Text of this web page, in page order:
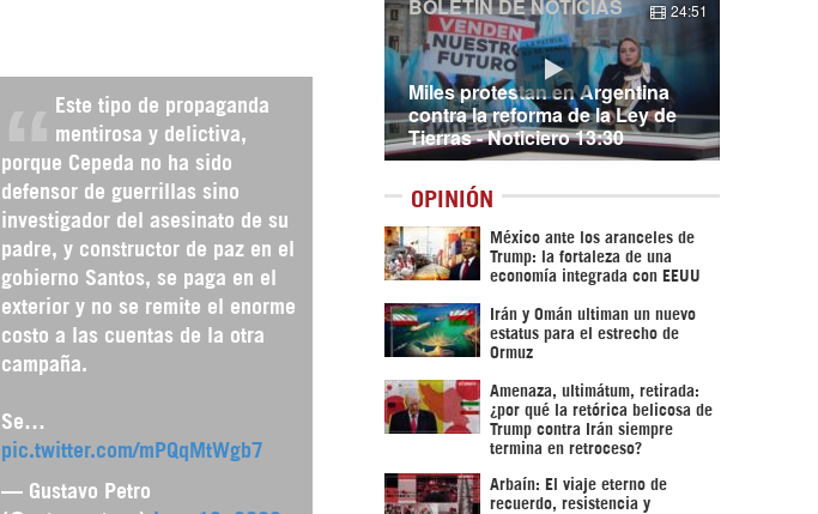
Este tipo de propaganda
mentirosa y delictiva,
porque Cepeda no ha sido
defensor de guerrillas sino
investigador del asesinato de su
padre, y constructor de paz en el
gobierno Santos, se paga en el
exterior y no se remite el enorme
costo a las cuentas de la otra
campaña.
Se…
pic.twitter.com/mPQqMtWgb7
— Gustavo Petro
Miles protestan en Argentina
contra la reforma de la Ley de
Tierras - Noticiero 13:30
BOLETÍN DE NOTICIAS 24:51
OPINIÓN
México ante los aranceles de
Trump: la fortaleza de una
economía integrada con EEUU
Irán y Omán ultiman un nuevo
estatus para el estrecho de
Ormuz
Amenaza, ultimátum, retirada:
¿por qué la retórica belicosa de
Trump contra Irán siempre
termina en retroceso?
Arbaín: El viaje eterno de
recuerdo, resistencia y